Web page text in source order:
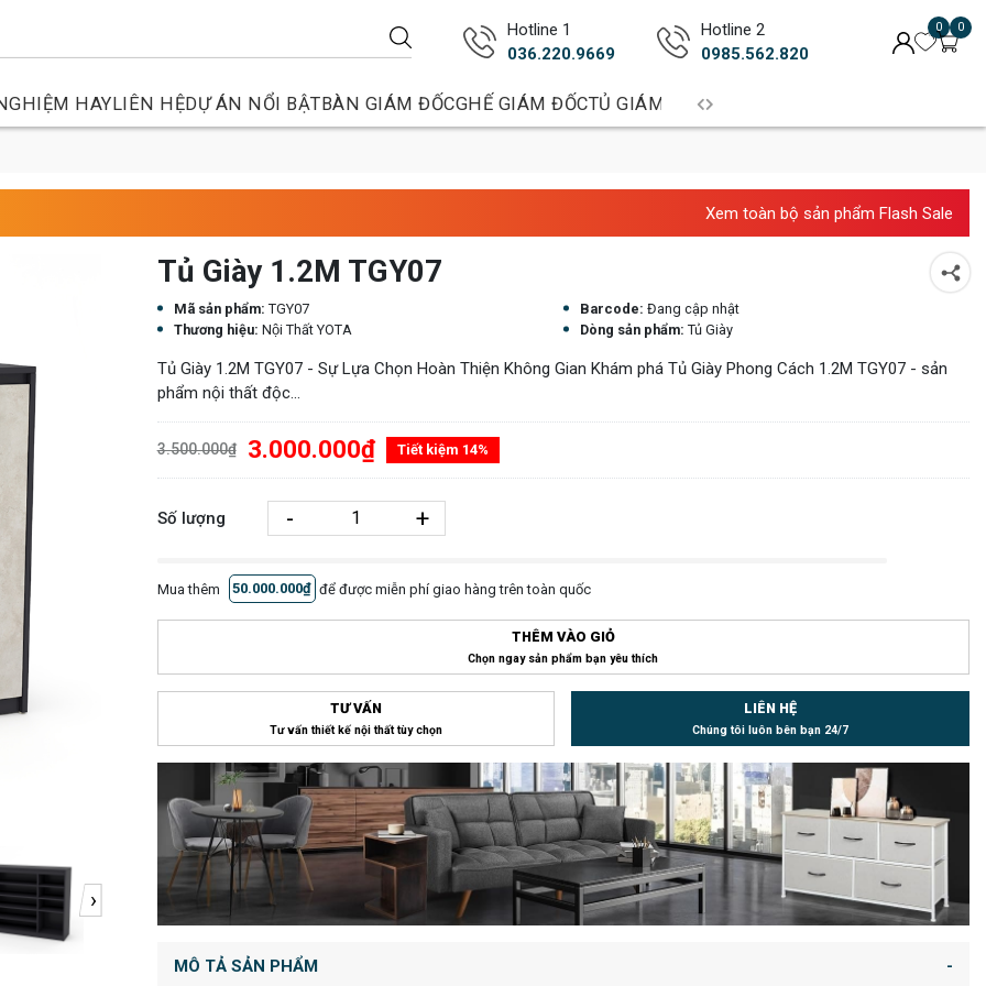
Hotline 1
036.220.9669
Hotline 2
0985.562.820
0 0
HAYLIÊN HỆDỰ ÁN NỔI BẬTBÀN GIÁM ĐỐCGHẾ GIÁM ĐỐCTỦ GIÁM ĐỐCBÀN TRƯỞNG PHÒNG
Xem toàn bộ sản phẩm Flash Sale
›
Tủ Giày 1.2M TGY07
Mã sản phẩm: TGY07 Barcode: Đang cập nhật
Thương hiệu: Nội Thất YOTA Dòng sản phẩm: Tủ Giày
Tủ Giày 1.2M TGY07 - Sự Lựa Chọn Hoàn Thiện Không Gian Khám phá Tủ Giày Phong Cách 1.2M TGY07 - sản
phẩm nội thất độc...
3.500.000₫ 3.000.000₫ Tiết kiệm 14%
Số lượng - +
Mua thêm 50.000.000₫ để được miễn phí giao hàng trên toàn quốc
THÊM VÀO GIỎ
Chọn ngay sản phẩm bạn yêu thích
TƯ VẤN
Tư vấn thiết kế nội thất tùy chọn
LIÊN HỆ
Chúng tôi luôn bên bạn 24/7
MÔ TẢ SẢN PHẨM